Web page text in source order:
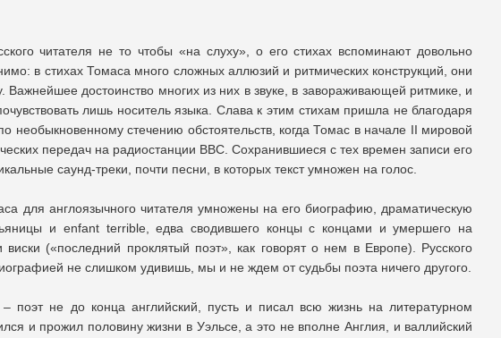
читателя не то чтобы «на слуху», о его стихах вспоминают довольно
в стихах Томаса много сложных аллюзий и ритмических конструкций, они
Важнейшее достоинство многих из них в звуке, в завораживающей ритмике, и
лишь носитель языка. Слава к этим стихам пришла не благодаря
необыкновенному стечению обстоятельств, когда Томас в начале II мировой
передач на радиостанции BBC. Сохранившиеся с тех времен записи его
саунд-треки, почти песни, в которых текст умножен на голос.
для англоязычного читателя умножены на его биографию, драматическую
и enfant terrible, едва сводившего концы с концами и умершего на
(«последний проклятый поэт», как говорят о нем в Европе). Русского
не слишком удивишь, мы и не ждем от судьбы поэта ничего другого.
поэт не до конца английский, пусть и писал всю жизнь на литературном
и прожил половину жизни в Уэльсе, а это не вполне Англия, и валлийский